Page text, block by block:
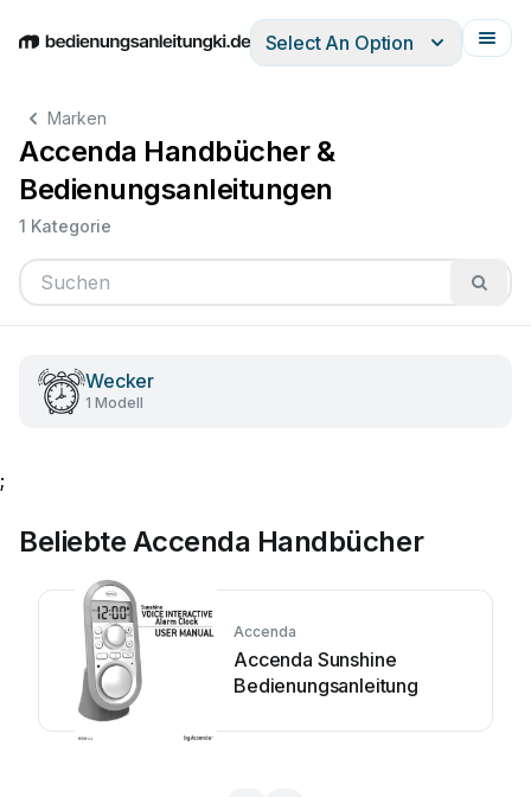
EnglishDeutschEspañolItalianoFrançais
Select An Option
Marken
Accenda Handbücher &
Bedienungsanleitungen
1 Kategorie
Wecker
1 Modell
;
Beliebte Accenda Handbücher
Accenda
Accenda Sunshine
Bedienungsanleitung